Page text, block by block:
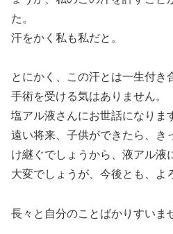
た。
汗をかく私も私だと。
とにかく、この汗とは一生付き
手術を受ける気はありません。
塩アル液さんにお世話になりま
遠い将来、子供ができたら、き
け継ぐでしょうから、液アル液
大変でしょうが、今後とも、よ
長々と自分のことばかりすいま